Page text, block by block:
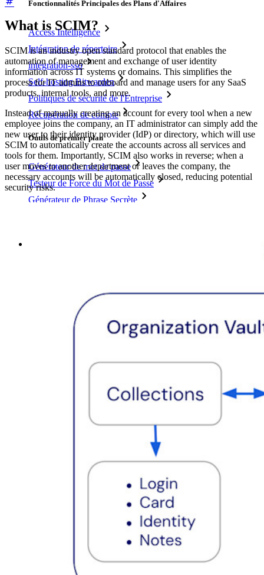
Fonctionnalités Principales des Plans d'Affaires
Access Intelligence
Intégration de répertoire
intégration-sso
Self-hosting Bitwarden
Politiques de sécurité de l'Entreprise
Récupération de compte
Outils de premier plan
Générateur de mot de passe
Testeur de Force du Mot de Passe
Générateur de Phrase Secrète
Centre de ressources
Webdiffusions
Conformité de sécurité
Programme de Récompense pour la Découverte de Bugs
Sommet sur la sécurité open source
Bitwarden Livre Blanc de Sécurité
Forum Communautaire
What is SCIM?
SCIM is an industry open standard protocol that enables the
automation of management and exchange of user identity
information across IT systems or domains. This simplifies the
process for IT admins to onboard and manage users for any SaaS
products, internal tools, and more.
Instead of manually creating an account for every tool when a new
employee joins the company, an IT administrator can simply add the
new user to their identity provider (IdP) or directory, which will use
SCIM to automatically create the accounts across all services and
tools for them. Importantly, SCIM also works in reverse; when a
user moves to another department or leaves the company, the
necessary accounts will be automatically closed, reducing potential
security risks.